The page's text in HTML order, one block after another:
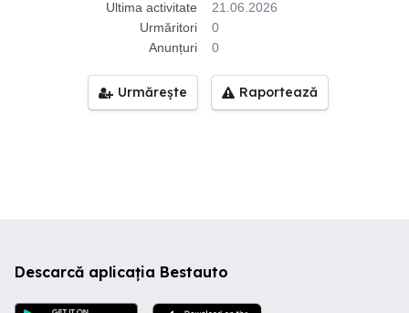
Ultima activitate
21.06.2026
Urmăritori
0
Anunțuri
0
Urmărește Raportează
Descarcă aplicația Bestauto